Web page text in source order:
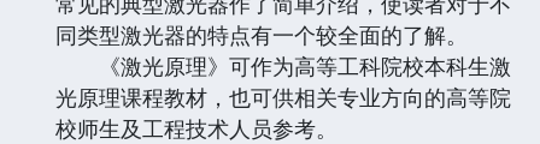
同类型激光器的特点有一个较全面的了解。
《激光原理》可作为高等工科院校本科生激
光原理课程教材，也可供相关专业方向的高等院
校师生及工程技术人员参考。